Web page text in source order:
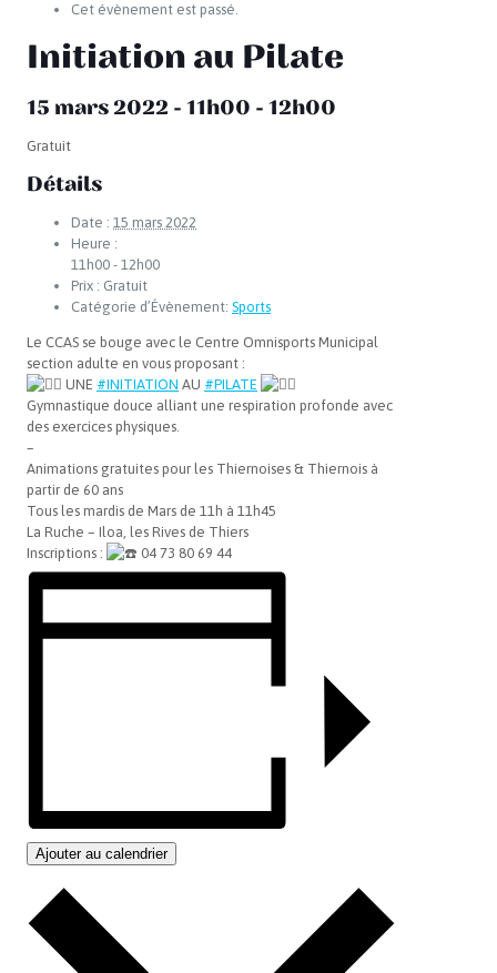
Cet évènement est passé.
Initiation au Pilate
15 mars 2022 - 11h00 - 12h00
Gratuit
Détails
Date : 15 mars 2022
Heure :
11h00 - 12h00
Prix : Gratuit
Catégorie d’Évènement: Sports
Le CCAS se bouge avec le Centre Omnisports Municipal
section adulte en vous proposant :
UNE #INITIATION AU #PILATE
Gymnastique douce alliant une respiration profonde avec
des exercices physiques.
–
Animations gratuites pour les Thiernoises & Thiernois à
partir de 60 ans
Tous les mardis de Mars de 11h à 11h45
La Ruche – Iloa, les Rives de Thiers
Inscriptions :
04 73 80 69 44
Ajouter au calendrier